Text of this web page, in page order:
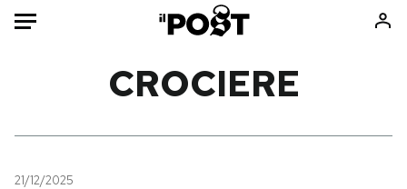
Mondo
CROCIERE
21/12/2025